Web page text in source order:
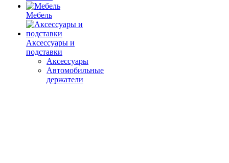
Мебель
Аксессуары и
подставки
Аксессуары
Автомобильные
держатели